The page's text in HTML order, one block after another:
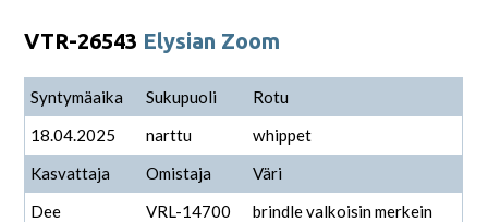
VTR-26543 Elysian Zoom
Syntymäaika Sukupuoli
Rotu
18.04.2025
narttu
whippet
Kasvattaja
Omistaja
Väri
Dee
VRL-14700 brindle valkoisin merkein